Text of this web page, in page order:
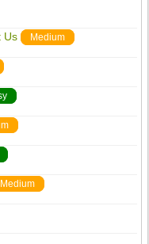
Us Medium
Medium